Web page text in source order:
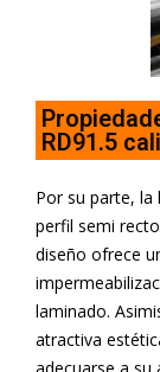
RD91.5
Por su parte, la
perfil semi
diseño ofrece
laminado.
atractiva